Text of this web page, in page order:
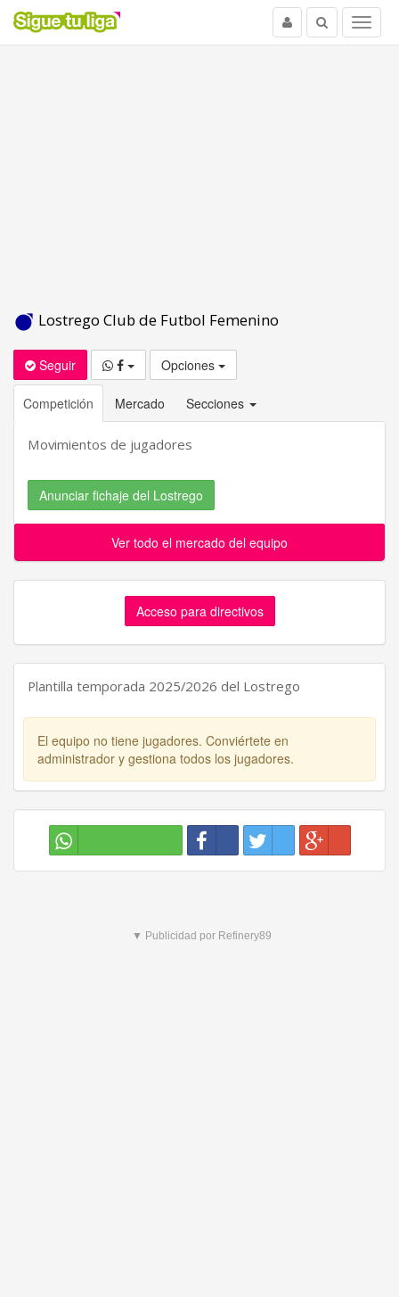
Menu
Buscar
Usuario
Lostrego Club de Futbol Femenino
Seguir Opciones
Competición Mercado Secciones
Movimientos de jugadores
Anunciar fichaje del Lostrego
Ver todo el mercado del equipo
Acceso para directivos
Plantilla temporada 2025/2026 del Lostrego
El equipo no tiene jugadores. Conviértete en
administrador y gestiona todos los jugadores.
▼ Publicidad por Refinery89